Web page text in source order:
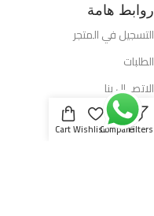
روابط هامة
التسجيل في المتجر
الطلبات
الاتصــال بنا
افضل العروض
تفاصيل الحساب
Filters
Compare
Wishlist
Cart